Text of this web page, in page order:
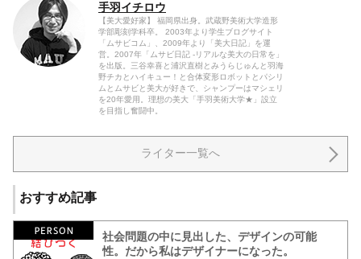
手羽イチロウ
【美大愛好家】 福岡県出身。武蔵野美術大学造形
学部彫刻学科卒。 2003年より学生ブログサイト
「ムサビコム」、2009年より「美大日記」を運
営。2007年「ムサビ日記 -リアルな美大の日常を」
を出版。三谷幸喜と浦沢直樹とみうらじゅんと羽海
野チカとハイキュー！と合体変形ロボットとパシリ
ムとムサビと美大が好きで、シャンプーはマシェリ
を20年愛用。理想の美大「手羽美術大学★」設立
を目指し奮闘中。
ライター一覧へ
おすすめ記事
社会問題の中に見出した、デザインの可能
性。だから私はデザイナーになった。